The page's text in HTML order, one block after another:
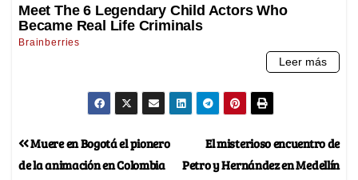
El misterioso encuentro de
Petro y Hernández en Medellín
Muere en Bogotá el pionero
de la animación en Colombia